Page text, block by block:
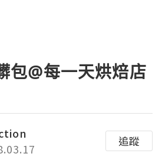
包@每一天烘焙店
追蹤